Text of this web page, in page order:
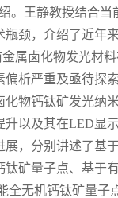
。王静教授结合当
瓶颈，介绍了近年
属卤化物发光材料
偏析严重及亟待探
化物钙钛矿发光纳
升以及其在LED显
展，分别讲述了基
钛矿量子点、基于
全无机钙钛矿量子